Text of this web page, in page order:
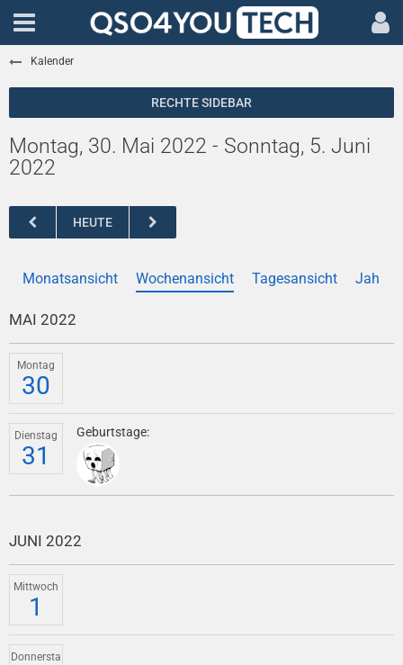
Kalender
Montag, 30. Mai 2022 - Sonntag, 5. Juni
2022
HEUTE
Monatsansicht Wochenansicht Tagesansicht
MAI 2022
Montag
30
Dienstag
31
Geburtstage:
JUNI 2022
Mittwoch
1
Donnersta